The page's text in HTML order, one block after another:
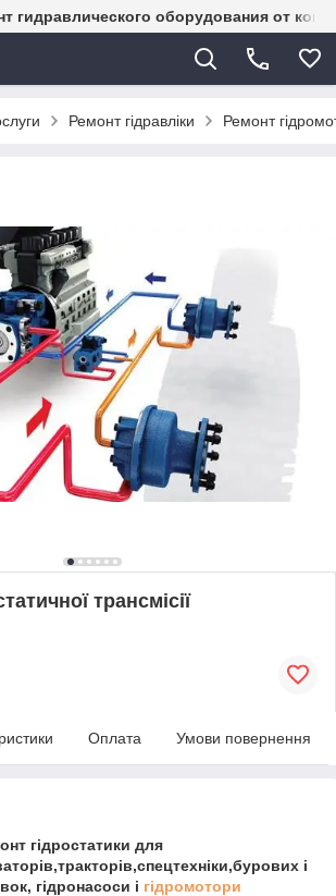
гидравлического оборудования от
Ремонт гідравліки Ремонт
трансмісії
Оплата Умови повернення
гідростатики для
і
гідронасоси і гідромотори